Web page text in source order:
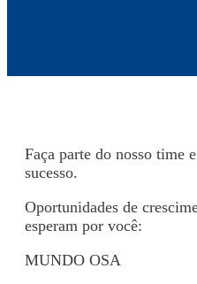
Faça parte do nosso time
sucesso.
Oportunidades de
esperam por você:
MUNDO OSA